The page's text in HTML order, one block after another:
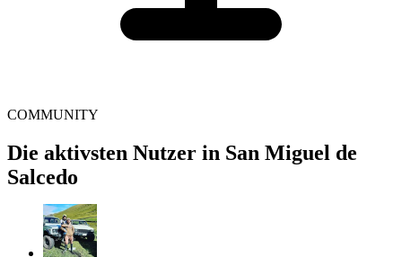
COMMUNITY
Die aktivsten Nutzer in San Miguel de
Salcedo